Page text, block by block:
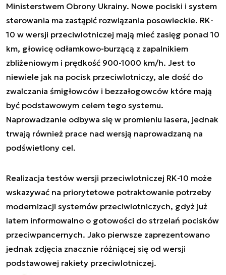
Ministerstwem Obrony Ukrainy. Nowe pociski i system
sterowania ma zastąpić rozwiązania posowieckie. RK-
10 w wersji przeciwlotniczej mają mieć zasięg ponad 10
km, głowicę odłamkowo-burzącą z zapalnikiem
zbliżeniowym i prędkość 900-1000 km/h. Jest to
niewiele jak na pocisk przeciwlotniczy, ale dość do
zwalczania śmigłowców i bezzałogowców które mają
być podstawowym celem tego systemu.
Naprowadzanie odbywa się w promieniu lasera, jednak
trwają również prace nad wersją naprowadzaną na
podświetlony cel.
Realizacja testów wersji przeciwlotniczej RK-10 może
wskazywać na priorytetowe potraktowanie potrzeby
modernizacji systemów przeciwlotniczych, gdyż już
latem informowalno o gotowości do strzelań pocisków
przeciwpancernych. Jako pierwsze zaprezentowano
jednak zdjęcia znacznie różniącej się od wersji
podstawowej rakiety przeciwlotniczej.